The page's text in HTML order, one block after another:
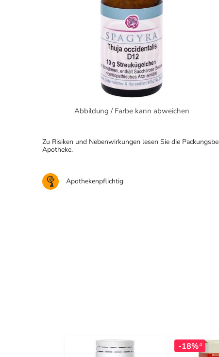
Abbildung / Farbe kann abweichen
Zu Risiken und Nebenwirkungen lesen Sie die
Apotheke.
Apothekenpflichtig
-18%4